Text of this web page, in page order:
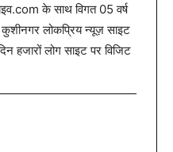
के साथ विगत 05 वर्ष
लोकप्रिय न्यूज़ साइट
हजारों लोग साइट पर विजिट